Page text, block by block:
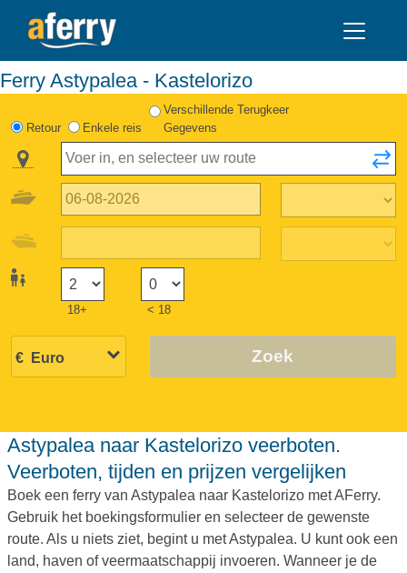
Ferry Astypalea - Kastelorizo
Retour Enkele reis
Verschillende Terugkeer
Gegevens
18+ < 18
Zoek
Astypalea naar Kastelorizo veerboten.
Veerboten, tijden en prijzen vergelijken
Boek een ferry van Astypalea naar Kastelorizo met AFerry.
Gebruik het boekingsformulier en selecteer de gewenste
route. Als u niets ziet, begint u met Astypalea. U kunt ook een
land, haven of veermaatschappij invoeren. Wanneer je de